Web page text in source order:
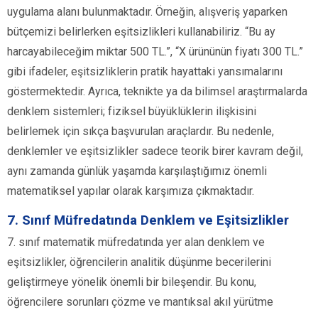
uygulama alanı bulunmaktadır. Örneğin, alışveriş yaparken
bütçemizi belirlerken eşitsizlikleri kullanabiliriz. “Bu ay
harcayabileceğim miktar 500 TL.”, “X ürününün fiyatı 300 TL.”
gibi ifadeler, eşitsizliklerin pratik hayattaki yansımalarını
göstermektedir. Ayrıca, teknikte ya da bilimsel araştırmalarda
denklem sistemleri; fiziksel büyüklüklerin ilişkisini
belirlemek için sıkça başvurulan araçlardır. Bu nedenle,
denklemler ve eşitsizlikler sadece teorik birer kavram değil,
aynı zamanda günlük yaşamda karşılaştığımız önemli
matematiksel yapılar olarak karşımıza çıkmaktadır.
7. Sınıf Müfredatında Denklem ve Eşitsizlikler
7. sınıf matematik müfredatında yer alan denklem ve
eşitsizlikler, öğrencilerin analitik düşünme becerilerini
geliştirmeye yönelik önemli bir bileşendir. Bu konu,
öğrencilere sorunları çözme ve mantıksal akıl yürütme